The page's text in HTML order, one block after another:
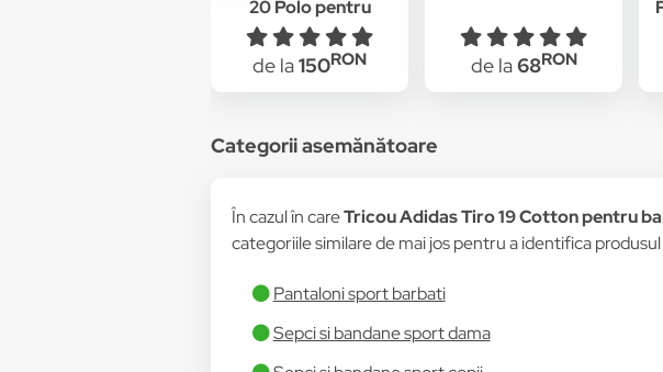
20 Polo pentru
barbati, Negru
de la150RON de la68RON
Categorii asemănătoare
În cazul în careTricou Adidas Tiro 19 Cotton pentru
categoriile similare de mai jos pentru a identifica
Pantaloni sport barbati
Sepci si bandane sport dama